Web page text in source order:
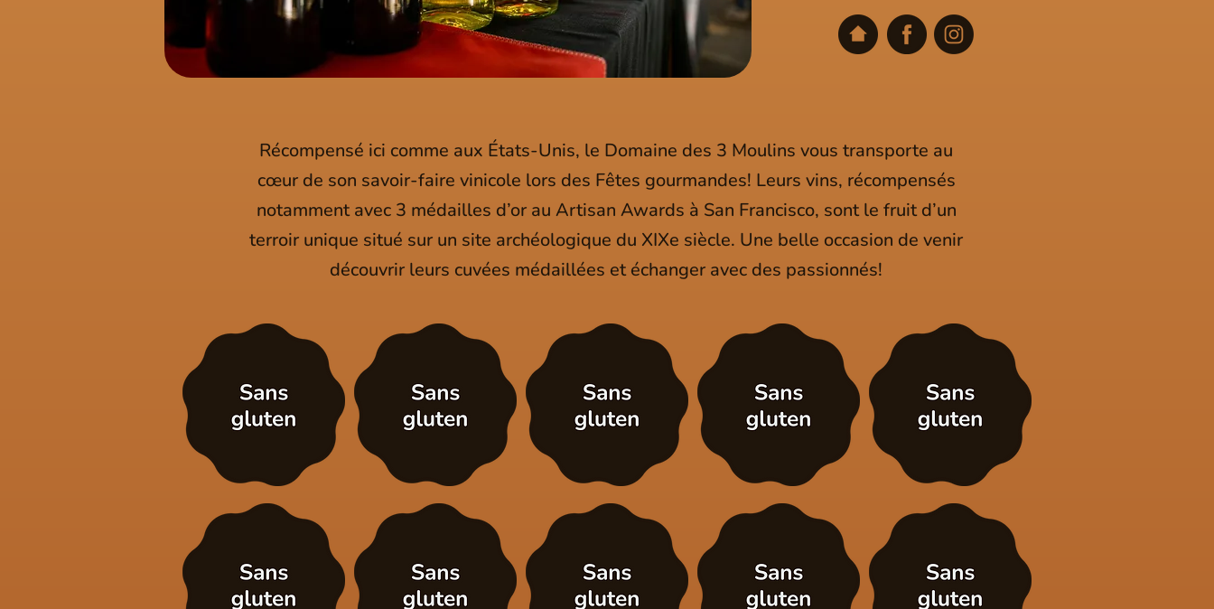
Récompensé ici comme aux États-Unis, le Domaine des 3 Moulins vous transporte au
cœur de son savoir-faire vinicole lors des Fêtes gourmandes! Leurs vins, récompensés
notamment avec 3 médailles d’or au Artisan Awards à San Francisco, sont le fruit d’un
terroir unique situé sur un site archéologique du XIXe siècle. Une belle occasion de venir
découvrir leurs cuvées médaillées et échanger avec des passionnés!